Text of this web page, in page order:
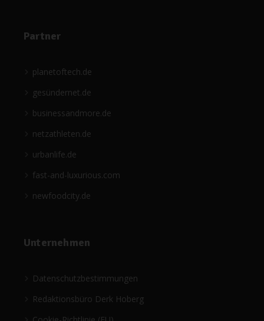
Partner
planetoftech.de
gesündernet.de
businessandmore.de
netzathleten.de
urbanlife.de
fast-and-luxurious.com
newfoodcity.de
Unternehmen
Datenschutzbestimmungen
Redaktionsbüro Derk Hoberg